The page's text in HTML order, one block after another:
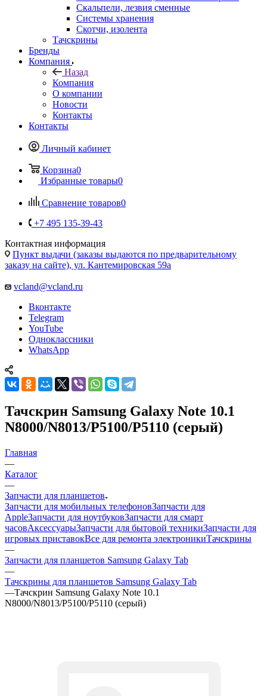
Компания
Назад
Компания
О компании
Новости
Контакты
Контакты
Личный кабинет
Корзина
+7 495 135-39-43
Контактная информация
Пункт выдачи (заказы выдаются по предварительному
заказу на сайте), ул. Кантемировская 59а
vcland@vcland.ru
Вконтакте
Telegram
YouTube
Одноклассники
WhatsApp
Тачскрин Samsung Galaxy Note 10.1
N8000/N8013/P5100/P5110 (серый)
Главная
—
Каталог
Запчасти для планшетов
AppleЗапчасти для ноутбуков
игровых приставокВсе для ремонта электроники
—
Запчасти для планшетов Samsung Galaxy Tab
—
Тачскрины для планшетов Samsung Galaxy Tab
Тачскрин Samsung Galaxy Note 10.1
N8000/N8013/P5100/P5110 (серый)